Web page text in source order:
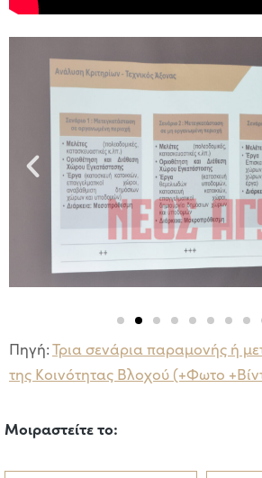
Πηγή:Τρια σενάρια παραμονής ή
της Κοινότητας Βλοχού (+Φωτο
Μοιραστείτε το: